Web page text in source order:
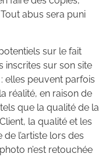
Tout abus sera puni
sur le fait
inscrites sur son site
elles peuvent parfois
réalité, en raison de
que la qualité de la
la qualité et les
l’artiste lors des
n’est retouchée